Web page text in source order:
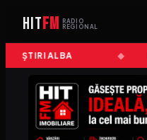
HITFM
RADIO
REGIONAL
ȘTIRI ALBA